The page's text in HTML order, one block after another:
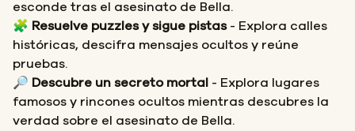
esconde tras el asesinato de Bella.
🧩 Resuelve puzzles y sigue pistas- Explora calles
históricas, descifra mensajes ocultos y reúne
pruebas.
🔎 Descubre un secreto mortal - Explora lugares
famosos y rincones ocultos mientras descubres la
verdad sobre el asesinato de Bella.